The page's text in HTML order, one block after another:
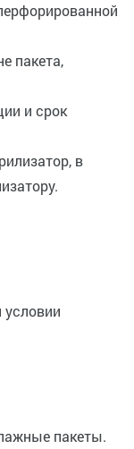
пакета,
и срок
в
условии
пакеты.